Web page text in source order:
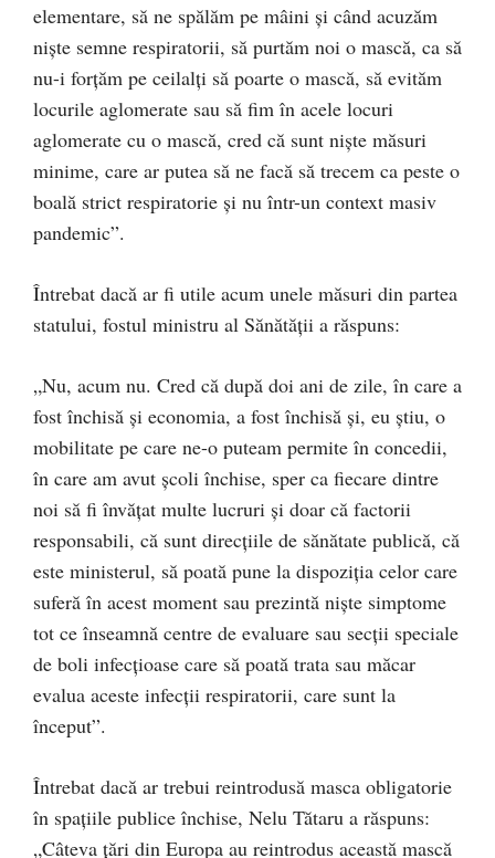
elementare, să ne spălăm pe mâini și când acuzăm
niște semne respiratorii, să purtăm noi o mască, ca să
nu-i forțăm pe ceilalți să poarte o mască, să evităm
locurile aglomerate sau să fim în acele locuri
aglomerate cu o mască, cred că sunt niște măsuri
minime, care ar putea să ne facă să trecem ca peste o
boală strict respiratorie și nu într-un context masiv
pandemic”.
Întrebat dacă ar fi utile acum unele măsuri din partea
statului, fostul ministru al Sănătății a răspuns:
„Nu, acum nu. Cred că după doi ani de zile, în care a
fost închisă și economia, a fost închisă și, eu știu, o
mobilitate pe care ne-o puteam permite în concedii,
în care am avut școli închise, sper ca fiecare dintre
noi să fi învățat multe lucruri și doar că factorii
responsabili, că sunt direcțiile de sănătate publică, că
este ministerul, să poată pune la dispoziția celor care
suferă în acest moment sau prezintă niște simptome
tot ce înseamnă centre de evaluare sau secții speciale
de boli infecțioase care să poată trata sau măcar
evalua aceste infecții respiratorii, care sunt la
început”.
Întrebat dacă ar trebui reintrodusă masca obligatorie
în spațiile publice închise, Nelu Tătaru a răspuns:
„Câteva țări din Europa au reintrodus această mască